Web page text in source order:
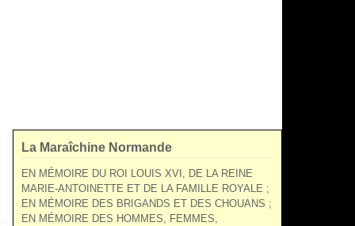
La Maraîchine Normande
EN MÉMOIRE DU ROI LOUIS XVI, DE LA REINE
MARIE-ANTOINETTE ET DE LA FAMILLE ROYALE ;
EN MÉMOIRE DES BRIGANDS ET DES CHOUANS ;
EN MÉMOIRE DES HOMMES, FEMMES,